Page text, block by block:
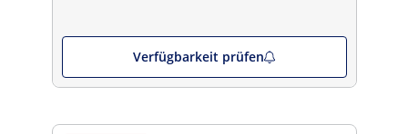
Verfügbarkeit prüfen